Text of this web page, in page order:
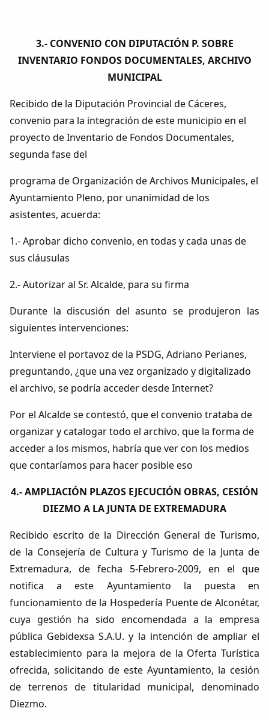
3.- CONVENIO CON DIPUTACIÓN P. SOBRE
INVENTARIO FONDOS DOCUMENTALES, ARCHIVO
MUNICIPAL
Recibido de la Diputación Provincial de Cáceres,
convenio para la integración de este municipio en el
proyecto de Inventario de Fondos Documentales,
segunda fase del
programa de Organización de Archivos Municipales, el
Ayuntamiento Pleno, por unanimidad de los
asistentes, acuerda:
1.- Aprobar dicho convenio, en todas y cada unas de
sus cláusulas
2.- Autorizar al Sr. Alcalde, para su firma
Durante la discusión del asunto se produjeron las
siguientes intervenciones:
Interviene el portavoz de la PSDG, Adriano Perianes,
preguntando, ¿que una vez organizado y digitalizado
el archivo, se podría acceder desde Internet?
Por el Alcalde se contestó, que el convenio trataba de
organizar y catalogar todo el archivo, que la forma de
acceder a los mismos, habría que ver con los medios
que contaríamos para hacer posible eso
4.- AMPLIACIÓN PLAZOS EJECUCIÓN OBRAS, CESIÓN
DIEZMO A LA JUNTA DE EXTREMADURA
Recibido escrito de la Dirección General de Turismo,
de la Consejería de Cultura y Turismo de la Junta de
Extremadura, de fecha 5-Febrero-2009, en el que
notifica a este Ayuntamiento la puesta en
funcionamiento de la Hospedería Puente de Alconétar,
cuya gestión ha sido encomendada a la empresa
pública Gebidexsa S.A.U. y la intención de ampliar el
establecimiento para la mejora de la Oferta Turística
ofrecida, solicitando de este Ayuntamiento, la cesión
de terrenos de titularidad municipal, denominado
Diezmo.